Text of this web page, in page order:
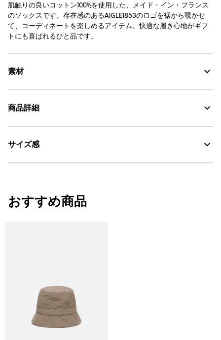
肌触りの良いコットン100%を使用した、メイド・イン・フランス
のソックスです。存在感のあるAIGLE1853のロゴを裾から覗かせ
て、コーディネートを楽しめるアイテム。快適な履き心地がギフ
トにも喜ばれるひと品です。
素材
素材の特徴
商品詳細
・色：ノワール（ブラック） (004)
サイズ感
レギュラーフィット
おすすめ商品